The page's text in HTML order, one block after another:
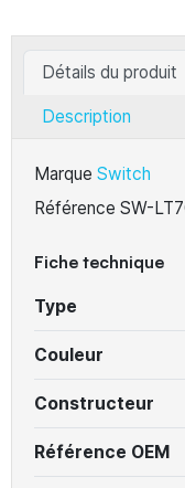
Détails du produit
Description
Marque Switch
Référence SW-
Fiche technique
Type
Couleur
Constructeur
Référence OEM